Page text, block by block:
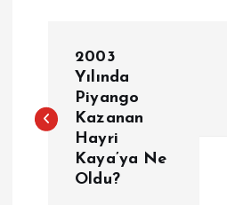
z
2003
Yılında
Piyango
Kazanan
Hayri
Kaya’ya Ne
Oldu?